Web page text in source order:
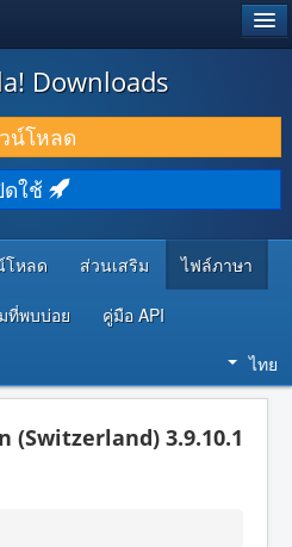
Downloads
น์โหลด
ดใช้
โหลด ส่วนเสริม ไฟล์ภาษา
ที่พบบ่อย คู่มือ API
ไทย
(Switzerland) 3.9.10.1